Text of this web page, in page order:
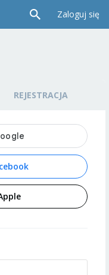
Zaloguj się
REJESTRACJA